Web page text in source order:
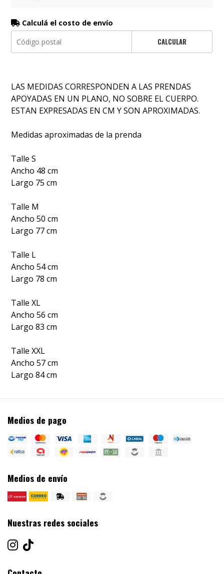
Calculá el costo de envío
CALCULAR
LAS MEDIDAS CORRESPONDEN A LAS PRENDAS
APOYADAS EN UN PLANO, NO SOBRE EL CUERPO.
ESTAN EXPRESADAS EN CM Y SON APROXIMADAS.
Medidas aproximadas de la prenda
Talle S
Ancho 48 cm
Largo 75 cm
Talle M
Ancho 50 cm
Largo 77 cm
Talle L
Ancho 54 cm
Largo 78 cm
Talle XL
Ancho 56 cm
Largo 83 cm
Talle XXL
Ancho 57 cm
Largo 84 cm
Medios de pago
Medios de envío
Nuestras redes sociales